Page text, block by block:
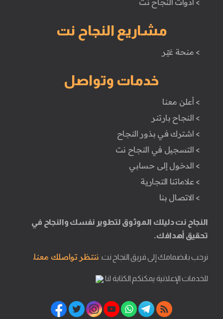
> أدوات النجاح نت
مشاريع النجاح نت
> منحة غيّر
خدمات وتواصل
> أعلن معنا
> النجاح بارتنر
> اشترك في بذور النجاح
> التسجيل في النجاح نت
> الدخول إلى حسابي
> علاماتنا التجارية
> الاتصال بنا
النجاح نت دليلك الموثوق لتطوير نفسك والنجاح في
تحقيق أهدافك.
نرحب بانضمامك إلى فريق النجاح نت. ننتظر تواصلك معنا.
للخدمات الإعلانية يمكنكم الكتابة لنا